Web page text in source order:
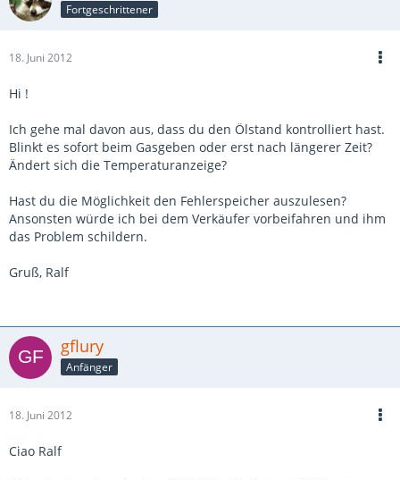
Fortgeschrittener
18. Juni 2012
Hi !
Ich gehe mal davon aus, dass du den Ölstand kontrolliert hast.
Blinkt es sofort beim Gasgeben oder erst nach längerer Zeit?
Ändert sich die Temperaturanzeige?
Hast du die Möglichkeit den Fehlerspeicher auszulesen?
Ansonsten würde ich bei dem Verkäufer vorbeifahren und ihm
das Problem schildern.
Gruß, Ralf
gflury
Anfänger
18. Juni 2012
Ciao Ralf